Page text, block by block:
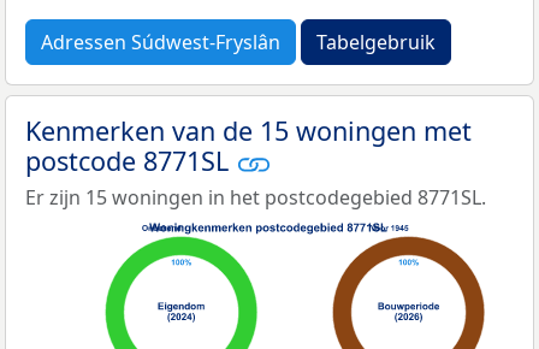
Adressen Súdwest-Fryslân Tabelgebruik
Kenmerken van de 15 woningen met
postcode 8771SL
Er zijn 15 woningen in het postcodegebied 8771SL.